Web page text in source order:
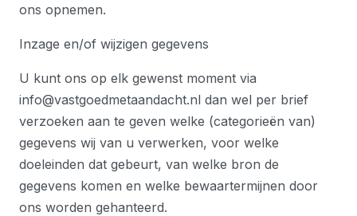
ons opnemen.
Inzage en/of wijzigen gegevens
U kunt ons op elk gewenst moment via
info@vastgoedmetaandacht.nl dan wel per brief
verzoeken aan te geven welke (categorieën van)
gegevens wij van u verwerken, voor welke
doeleinden dat gebeurt, van welke bron de
gegevens komen en welke bewaartermijnen door
ons worden gehanteerd.